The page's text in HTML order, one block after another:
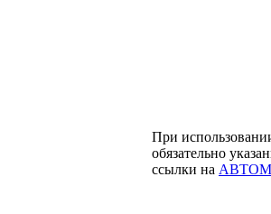
При
обязательно
ссылки на